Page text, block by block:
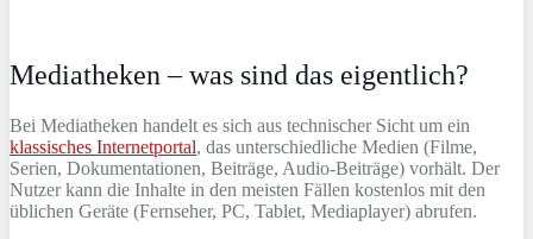
Mediatheken – was sind das eigentlich?
Bei Mediatheken handelt es sich aus technischer Sicht um ein
klassisches Internetportal, das unterschiedliche Medien (Filme,
Serien, Dokumentationen, Beiträge, Audio-Beiträge) vorhält. Der
Nutzer kann die Inhalte in den meisten Fällen kostenlos mit den
üblichen Geräte (Fernseher, PC, Tablet, Mediaplayer) abrufen.